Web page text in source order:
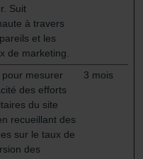
Privacy Policy
o ochronie
Policy
Suit
à travers
et les
de marketing.
pour mesurer
des efforts
du site
recueillant des
sur le taux de
des
3 mois